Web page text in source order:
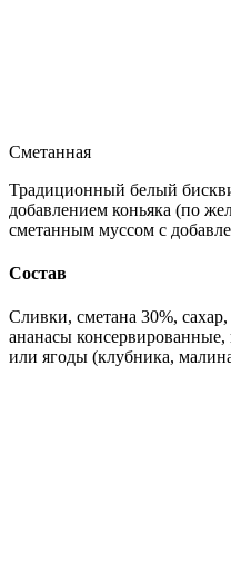
Сметанная
Традиционный белый
добавлением коньяка (по
сметанным муссом с
Состав
Сливки, сметана 30%,
ананасы
или ягоды (клубника,